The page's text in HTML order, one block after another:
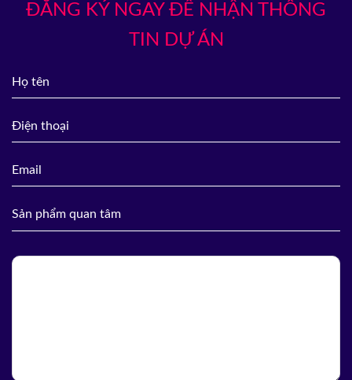
ĐĂNG KÝ NGAY ĐỂ NHẬN THÔNG
TIN DỰ ÁN